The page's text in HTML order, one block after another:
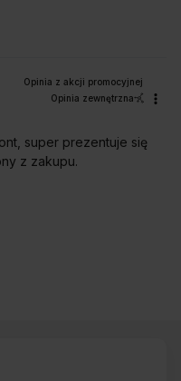
Opinia zewnętrzna
super prezentuje się
z zakupu.